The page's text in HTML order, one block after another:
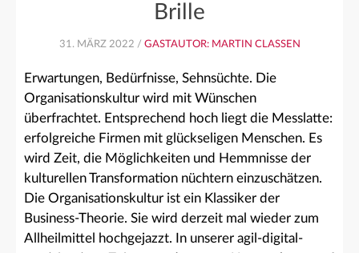
Brille
31. MÄRZ 2022 / GASTAUTOR: MARTIN CLASSEN
Erwartungen, Bedürfnisse, Sehnsüchte. Die
Organisationskultur wird mit Wünschen
überfrachtet. Entsprechend hoch liegt die Messlatte:
erfolgreiche Firmen mit glückseligen Menschen. Es
wird Zeit, die Möglichkeiten und Hemmnisse der
kulturellen Transformation nüchtern einzuschätzen.
Die Organisationskultur ist ein Klassiker der
Business-Theorie. Sie wird derzeit mal wieder zum
Allheilmittel hochgejazzt. In unserer agil-digital-